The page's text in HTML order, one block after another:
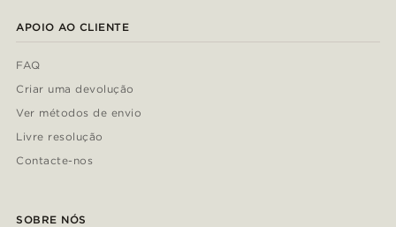
APOIO AO CLIENTE
FAQ
Criar uma devolução
Ver métodos de envio
Livre resolução
Contacte-nos
SOBRE NÓS